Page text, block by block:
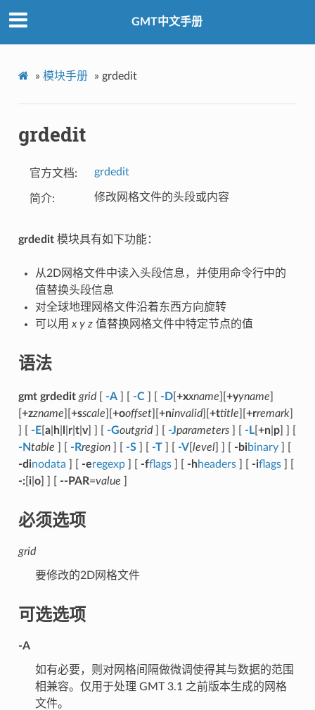
GMT中文手册
» 模块手册 » grdedit
grdedit
官方文档 grdedit
简介 修改网格文件的头段或内容
grdedit模块具有如下功能：
从2D网格文件中读入头段信息，并使用命令行中的
值替换头段信息
对全球地理网格文件沿着东西方向旋转
可以用 x y z值替换网格文件中特定节点的值
语法
gmt grdedit grid[ -A] [ -C] [ -D[ +xxname +yyname
+zzname +sscale +ooffset][ +ninvalid][ +ttitle +rremark]
-E[ a| h| r| t| v] ] [ -Goutgrid] [ -Jparameters] [ -L[ +n| p] ] [
-Ntable -Rregion] [ -S] [ -T] [ -V[ level] ] [ -bibinary] [
-dinodata -eregexp] [ -fflags] [ -hheaders] [ -iflags] [
-:[ i| o] ] [ --PAR=value
必须选项
grid
要修改的2D网格文件
可选选项
-A
如有必要，则对网格间隔做微调使得其与数据的范围
相兼容。仅用于处理 GMT 3.1 之前版本生成的网格
文件。